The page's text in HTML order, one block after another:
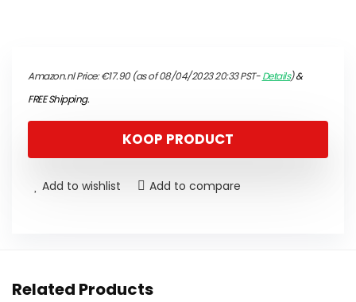
Amazon.nl Price:€17.90(as of 08/04/2023 20:33 PST-Details)&
FREE Shipping.
KOOP PRODUCT
Add to wishlist Add to compare
Related Products